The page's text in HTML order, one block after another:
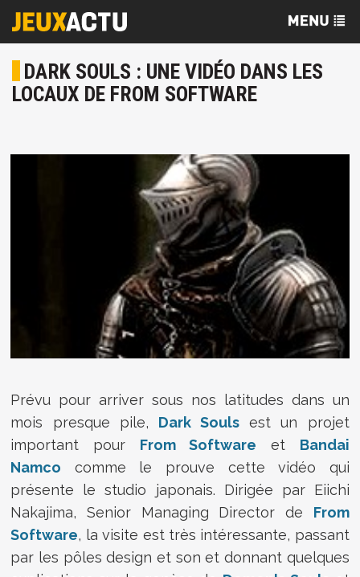
DARK SOULS : UNE VIDÉO DANS LES
LOCAUX DE FROM SOFTWARE
Prévu pour arriver sous nos latitudes dans un
mois presque pile, Dark Souls est un projet
important pour From Software et Bandai
Namco comme le prouve cette vidéo qui
présente le studio japonais. Dirigée par Eiichi
Nakajima, Senior Managing Director de From
Software, la visite est très intéressante, passant
par les pôles design et son et donnant quelques